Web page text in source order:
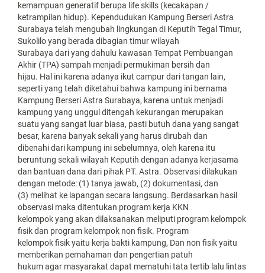
kemampuan generatif berupa life skills (kecakapan /
ketrampilan hidup). Kependudukan Kampung Berseri Astra
Surabaya telah mengubah lingkungan di Keputih Tegal Timur,
Sukolilo yang berada dibagian timur wilayah
Surabaya dari yang dahulu kawasan Tempat Pembuangan
Akhir (TPA) sampah menjadi permukiman bersih dan
hijau. Hal ini karena adanya ikut campur dari tangan lain,
seperti yang telah diketahui bahwa kampung ini bernama
Kampung Berseri Astra Surabaya, karena untuk menjadi
kampung yang unggul ditengah kekurangan merupakan
suatu yang sangat luar biasa, pasti butuh dana yang sangat
besar, karena banyak sekali yang harus dirubah dan
dibenahi dari kampung ini sebelumnya, oleh karena itu
beruntung sekali wilayah Keputih dengan adanya kerjasama
dan bantuan dana dari pihak PT. Astra. Observasi dilakukan
dengan metode: (1) tanya jawab, (2) dokumentasi, dan
(3) melihat ke lapangan secara langsung. Berdasarkan hasil
observasi maka ditentukan program kerja KKN
kelompok yang akan dilaksanakan meliputi program kelompok
fisik dan program kelompok non fisik. Program
kelompok fisik yaitu kerja bakti kampung, Dan non fisik yaitu
memberikan pemahaman dan pengertian patuh
hukum agar masyarakat dapat mematuhi tata tertib lalu lintas